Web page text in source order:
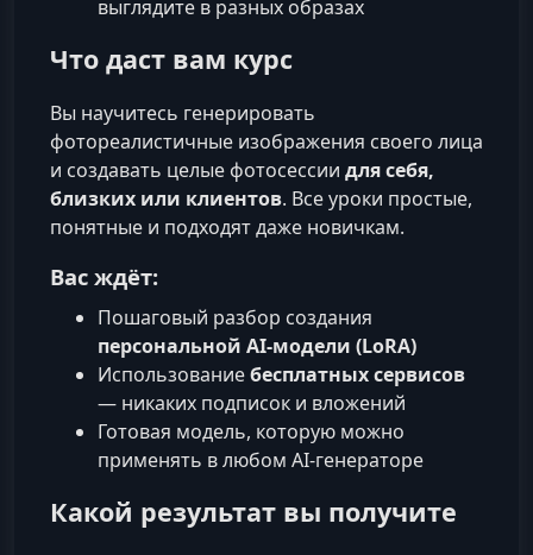
выглядите в разных образах
Что даст вам курс
Вы научитесь генерировать
фотореалистичные изображения своего лица
и создавать целые фотосессии для себя,
близких или клиентов. Все уроки простые,
понятные и подходят даже новичкам.
Вас ждёт:
Пошаговый разбор создания
персональной AI-модели (LoRA)
Использованиебесплатных сервисов
— никаких подписок и вложений
Готовая модель, которую можно
применять в любом AI‑генераторе
Какой результат вы получите